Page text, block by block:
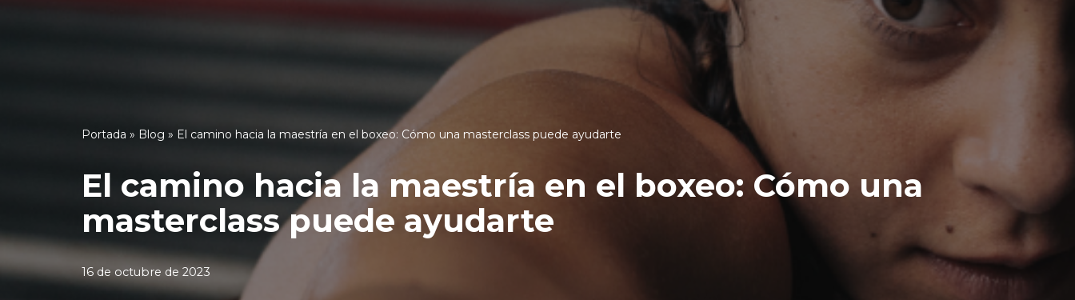
Portada » Blog » El camino hacia la maestría en el boxeo: Cómo una masterclass puede ayudarte
El camino hacia la maestría en el boxeo: Cómo una
masterclass puede ayudarte
16 de octubre de 2023